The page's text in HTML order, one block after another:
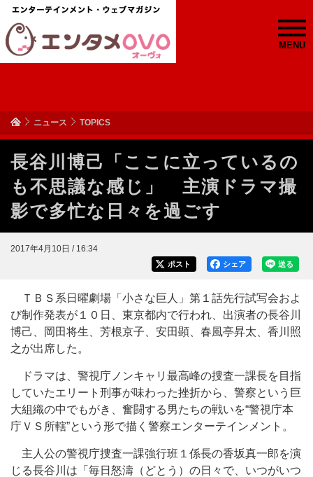
MENU
ニュース TOPICS
長谷川博己「ここに立っているの
も不思議な感じ」 主演ドラマ撮
影で多忙な日々を過ごす
2017年4月10日 / 16:34
送る
シェア
ポスト
ＴＢＳ系日曜劇場「小さな巨人」第１話先行試写会およ
び制作発表が１０日、東京都内で行われ、出演者の長谷川
博己、岡田将生、芳根京子、安田顕、春風亭昇太、香川照
之が出席した。
ドラマは、警視庁ノンキャリ最高峰の捜査一課長を目指
していたエリート刑事が味わった挫折から、警察という巨
大組織の中でもがき、奮闘する男たちの戦いを“警視庁本
庁ＶＳ所轄”という形で描く警察エンターテインメント。
主人公の警視庁捜査一課強行班１係長の香坂真一郎を演
じる長谷川は「毎日怒濤（どとう）の日々で、いつがいつ